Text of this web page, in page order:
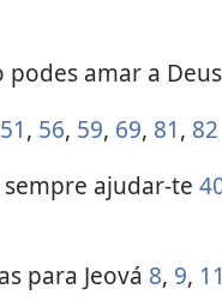
podes amar a Deus
51, 56, 59, 69, 81, 82
sempre ajudar-te
para Jeová 8, 9, 11